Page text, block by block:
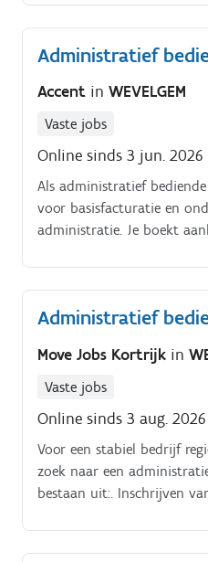
Administratief
Accent in WEVELGEM
Vaste jobs
Online sinds 3 jun. 2026
Als administratief
voor basisfacturatie en
administratie. Je boekt
Administratief
Move Jobs Kortrijk in
Vaste jobs
Online sinds 3 aug. 2026
Voor een stabiel bedrijf
zoek naar een
bestaan uit:. Inschrijven
klanten Plannen van de
het labo Uploaden van